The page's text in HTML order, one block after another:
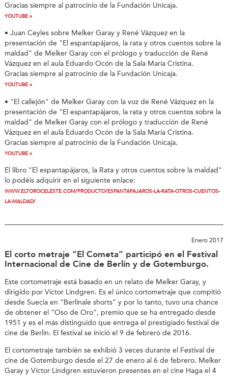
Gracias siempre al patrocinio de la Fundación Unicaja.
YOUTUBE »
• Juan Ceyles sobre Melker Garay y René Vázquez en la
presentación de "El espantapájaros, la rata y otros cuentos sobre la
maldad" de Melker Garay con el prólogo y traducción de René
Vázquez en el aula Eduardo Ocón de la Sala María Cristina.
Gracias siempre al patrocinio de la Fundación Unicaja.
YOUTUBE »
• "El callejón" de Melker Garay con la voz de René Vázquez en la
presentación de "El espantapájaros, la rata y otros cuentos sobre la
maldad" de Melker Garay con el prólogo y traducción de René
Vázquez en el aula Eduardo Ocón de la Sala María Cristina.
Gracias siempre al patrocinio de la Fundación Unicaja.
YOUTUBE »
El libro "El espantapájaros, la Rata y otros cuentos sobre la maldad"
lo podéis adquirir en el siguiente enlace:
WWW.ELTOROCELESTE.COM/PRODUCTO/ESPANTAPAJAROS-LA-RATA-OTROS-CUENTOS-
LA-MALDAD/
Enero 2017
El corto metraje “El Cometa” participó en el Festival
Internacional de Cine de Berlín y de Gotemburgo.
Este cortometraje está basado en un relato de Melker Garay, y
dirigido por Víctor Lindgren. Es el único cortometraje que compitió
desde Suecia en “Berlinale shorts” y por lo tanto, tuvo una chance
de obtener el “Oso de Oro”, premio que se ha entregado desde
1951 y es el más distinguido que entrega el prestigiado festival de
cine de Berlín. El festival se inició el 9 de febrero de 2016.
El cortometraje también se exhibió 3 veces durante el Festival de
cine de Gotemburgo desde el 27 de enero al 6 de febrero. Melker
Garay y Víctor Lindgren estuvieron presentes en el cine Haga el 4